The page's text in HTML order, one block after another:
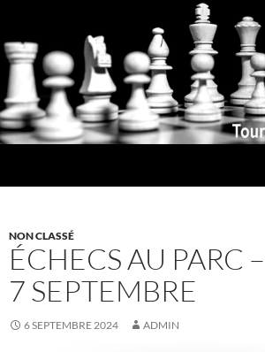
NON CLASSÉ
ÉCHECS AU PARC
7 SEPTEMBRE
6 SEPTEMBRE 2024 ADMIN